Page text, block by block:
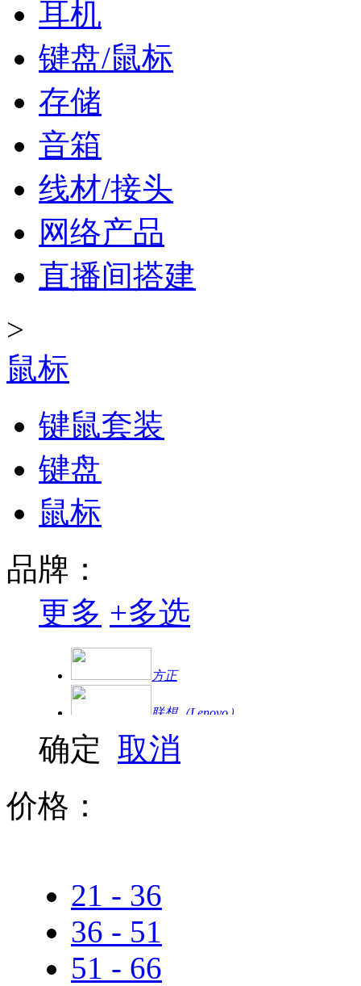
耳机
键盘/鼠标
存储
音箱
线材/接头
网络产品
直播间搭建
>
鼠标
键鼠套装
键盘
鼠标
品牌：
更多 +多选
方正
联想（Lenovo）
双飞燕
爱国者
确定 取消
价格：
21 - 36
36 - 51
51 - 66